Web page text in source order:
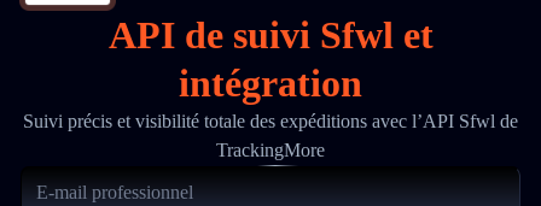
API de suivi Sfwl et
intégration
Suivi précis et visibilité totale des expéditions avec l’API Sfwl de
TrackingMore